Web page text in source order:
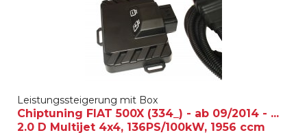
Leistungssteigerung mit Box
Chiptuning FIAT 500X (334_) - ab 09/2014 - ...
2.0 D Multijet 4x4, 136PS/100kW, 1956 ccm